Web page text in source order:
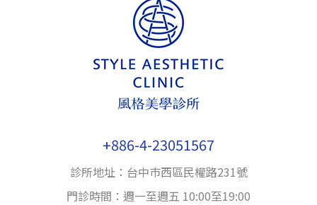
+886-4-23051567
診所地址：台中巿西區民權路231號
門診時間：週一至週五 10:00至19:00